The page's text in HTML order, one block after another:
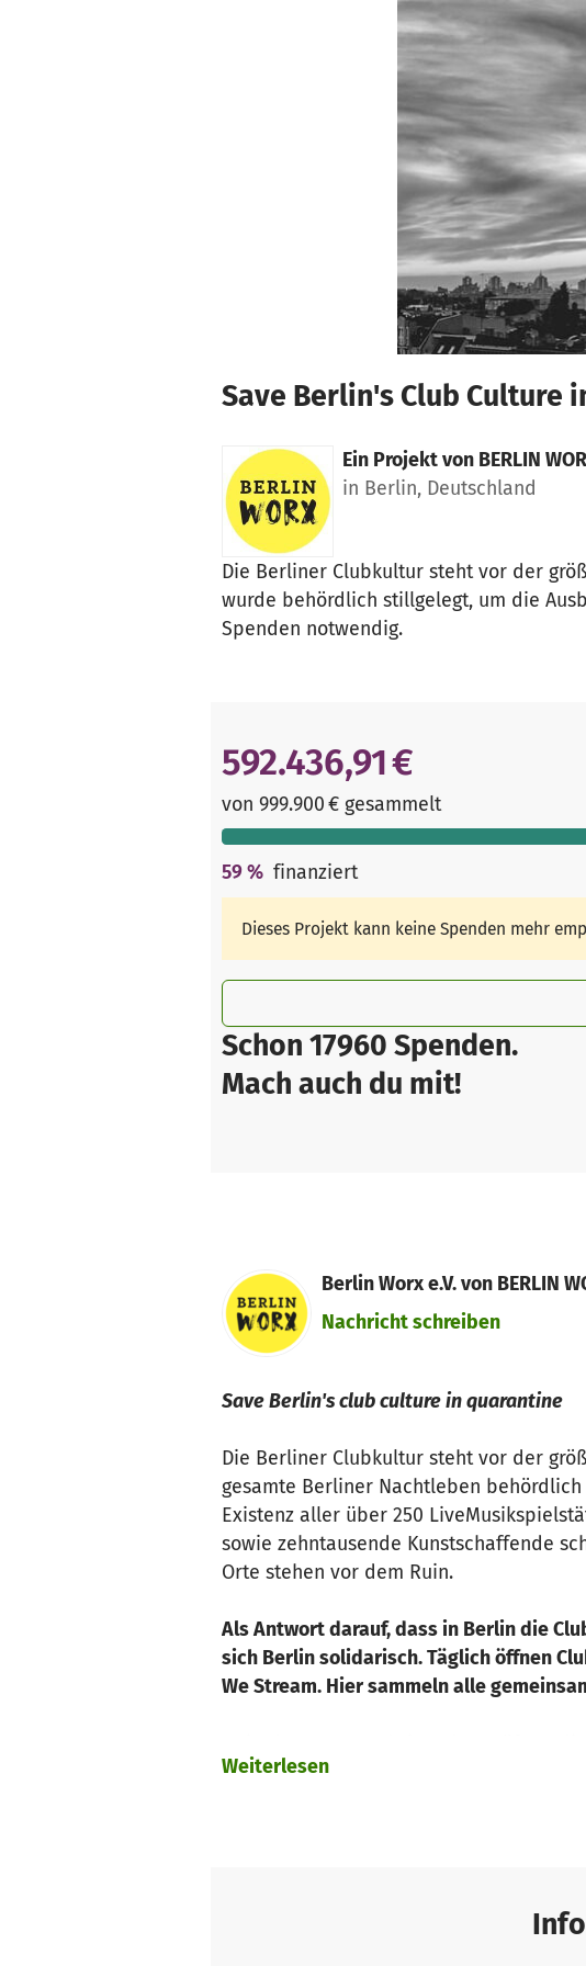
Save Berlin's Club Culture
Ein Projekt von BERLIN
in Berlin, Deutschland
Die Berliner Clubkultur steht vor der
wurde behördlich stillgelegt, um die
Spenden notwendig.
Schon 17960 Spenden.
Mach auch du mit!
592.436,91 €
von 999.900 € gesammelt
59% finanziert
Dieses Projekt kann keine Spenden mehr
Berlin Worx e.V. von BERLIN
Nachricht schreiben
Save Berlin's club culture in quarantine
Die Berliner Clubkultur steht vor der
gesamte Berliner Nachtleben
Existenz aller über 250
sowie zehntausende Kunstschaffende
Orte stehen vor dem Ruin.
Als Antwort darauf, dass in Berlin die
sich Berlin solidarisch. Täglich öffnen
We Stream. Hier sammeln alle
ganze Bandbreite und Vielfalt der
Streamingtechnologie. Neben der Live-
Wir brauchen nun Deine
Überleben von Clubkultur in Berlin zu
Weiterlesen